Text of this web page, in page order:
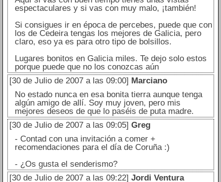
espectaculares y si vas con muy malo, ¡también!
Si consigues ir en época de percebes, puede que con
los de Cedeira tengas los mejores de Galicia, pero
claro, eso ya es para otro tipo de bolsillos.
Lugares bonitos en Galicia miles. Te dejo solo estos
porque puede que no los conozcas aún
[30 de Julio de 2007 a las 09:00] Marciano
No estado nunca en esa bonita tierra aunque tenga
algún amigo de allí. Soy muy joven, pero mis
mejores deseos de que lo paséis de puta madre.
[30 de Julio de 2007 a las 09:05] Greg
- Contad con una invitación a comer +
recomendaciones para el día de Coruña :)
- ¿Os gusta el senderismo?
[30 de Julio de 2007 a las 09:22] Jordi Ventura